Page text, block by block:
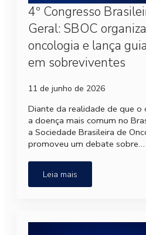
4º Congresso
Geral: SBOC
oncologia e lança
em sobreviventes
11 de junho de 2026
Diante da realidade de que o
a doença mais comum no
a Sociedade Brasileira de
promoveu um debate sobre…
Leia mais